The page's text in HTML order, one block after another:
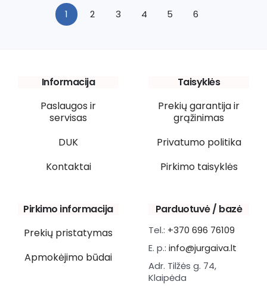
1 2 3 4 5 6
Informacija
Paslaugos ir
servisas
DUK
Kontaktai
Taisyklės
Prekių garantija ir
grąžinimas
Privatumo politika
Pirkimo taisyklės
Pirkimo informacija
Prekių pristatymas
Apmokėjimo būdai
Parduotuvė / bazė
Tel.: +370 696 76109
E. p.: info@jurgaiva.lt
Adr. Tilžės g. 74,
Klaipėda